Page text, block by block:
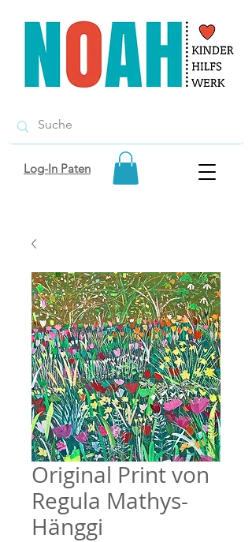
Log-In Paten
Original Print von
Regula Mathys-
Hänggi